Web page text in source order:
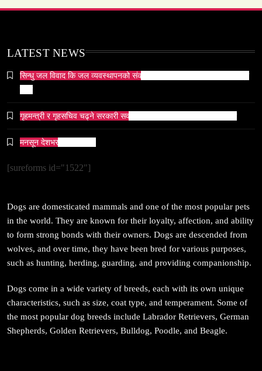
समाज
समाज-संस्कृति
ओली र लेखक पक्राउ परेपछि गृहमन्त्रीको प्रतिक्रिया ‘यो
सम्पन्न
April 7, 2026
LATEST NEWS
सिन्धु जल विवाद कि जल व्यवस्थापनको संकट? पाकिस्तानको पानी संकटको भित्री
गृहमन्त्री र गृहसचिव चढ्ने सरकारी सवारीसाधनबाट समेत कालो सिसा हटाइयो
मनसून देशभर प्रवेश गर्दै ।
[sureforms id="1522"]
Dogs are domesticated mammals and one of the most popular pets
in the world. They are known for their loyalty, affection, and ability
to form strong bonds with their owners. Dogs are descended from
wolves, and over time, they have been bred for various purposes,
such as hunting, herding, guarding, and providing companionship.
Dogs come in a wide variety of breeds, each with its own unique
characteristics, such as size, coat type, and temperament. Some of
the most popular dog breeds include Labrador Retrievers, German
Shepherds, Golden Retrievers, Bulldog, Poodle, and Beagle.